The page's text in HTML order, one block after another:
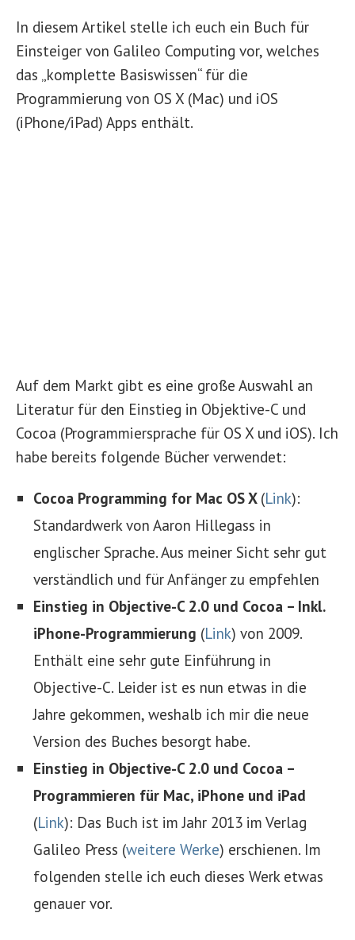
In diesem Artikel stelle ich euch ein Buch für
Einsteiger von Galileo Computing vor, welches
das „komplette Basiswissen“ für die
Programmierung von OS X (Mac) und iOS
(iPhone/iPad) Apps enthält.
Auf dem Markt gibt es eine große Auswahl an
Literatur für den Einstieg in Objektive-C und
Cocoa (Programmiersprache für OS X und iOS). Ich
habe bereits folgende Bücher verwendet:
Cocoa Programming for Mac OS X (Link):
Standardwerk von Aaron Hillegass in
englischer Sprache. Aus meiner Sicht sehr gut
verständlich und für Anfänger zu empfehlen
Einstieg in Objective-C 2.0 und Cocoa – Inkl.
iPhone-Programmierung (Link) von 2009.
Enthält eine sehr gute Einführung in
Objective-C. Leider ist es nun etwas in die
Jahre gekommen, weshalb ich mir die neue
Version des Buches besorgt habe.
Einstieg in Objective-C 2.0 und Cocoa –
Programmieren für Mac, iPhone und iPad
(Link): Das Buch ist im Jahr 2013 im Verlag
Galileo Press (weitere Werke) erschienen. Im
folgenden stelle ich euch dieses Werk etwas
genauer vor.